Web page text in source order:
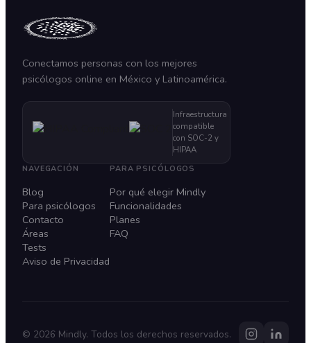
Conectamos personas con los mejores
psicólogos online en México y Latinoamérica.
Infraestructura
compatible
con SOC-2 y
HIPAA
NAVEGACIÓN
Blog
Para psicólogos
Contacto
Áreas
Tests
Aviso de Privacidad
PARA PSICÓLOGOS
Por qué elegir Mindly
Funcionalidades
Planes
FAQ
© 2026 Mindly. Todos los derechos reservados.